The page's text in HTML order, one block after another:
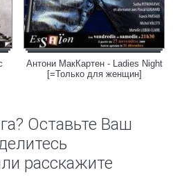
Антони МакКартен - Ladies Night
[=Только для женщин]
Оставьте Ваш
расскажите